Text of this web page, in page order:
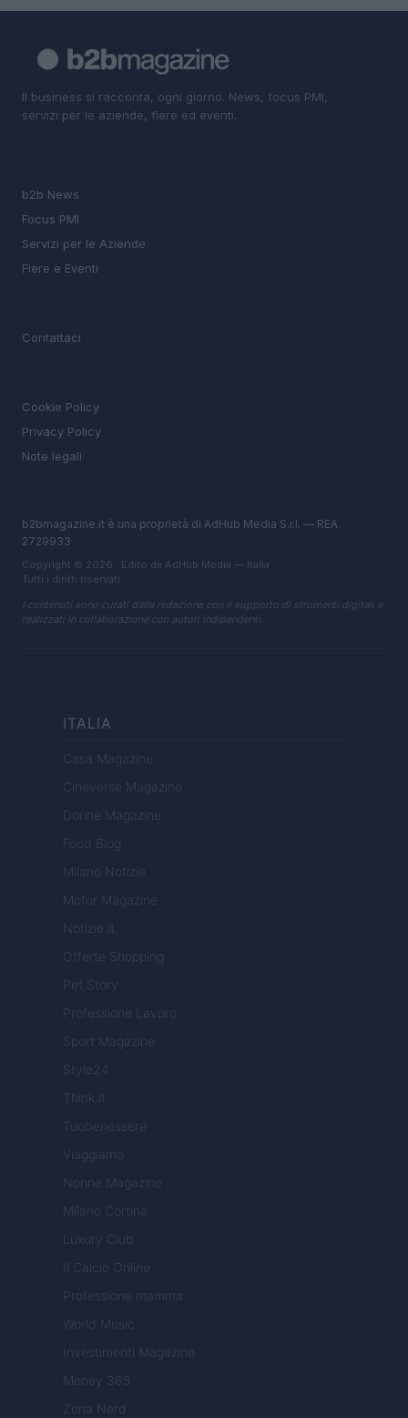
Il business si racconta, ogni giorno. News, focus PMI,
servizi per le aziende, fiere ed eventi.
b2b News
Focus PMI
Servizi per le Aziende
Fiere e Eventi
Contattaci
Cookie Policy
Privacy Policy
Note legali
b2bmagazine.it è una proprietà di AdHub Media S.r.l. — REA
2729933
Copyright © 2026 · Edito da AdHub Media — Italia
Tutti i diritti riservati
I contenuti sono curati dalla redazione con il supporto di strumenti digitali e
realizzati in collaborazione con autori indipendenti.
ITALIA
Casa Magazine
Cineverse Magazine
Donne Magazine
Food Blog
Milano Notizie
Motor Magazine
Notizie.it
Offerte Shopping
Pet Story
Professione Lavoro
Sport Magazine
Style24
Think.it
Tuobenessere
Viaggiamo
Nonne Magazine
Milano Cortina
Luxury Club
Il Calcio Online
Professione mamma
World Music
Investimenti Magazine
Money 365
Zona Nerd